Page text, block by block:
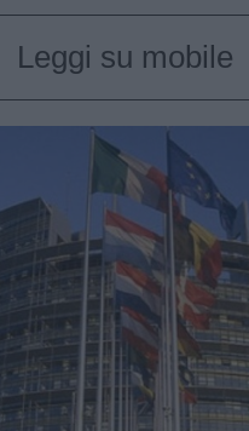
Leggi su mobile